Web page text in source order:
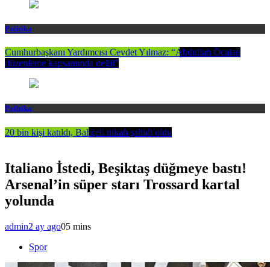
Politika
Cumhurbaşkanı Yardımcısı Cevdet Yılmaz: “Abdullah Öcalan
düzenleme kapsamında değil”
Politika
20 bin kişi katıldı, Bahçeli nikah şahidi oldu
Italiano İstedi, Beşiktaş düğmeye bastı!
Arsenal’in süper starı Trossard kartal
yolunda
admin2 ay ago05 mins
Spor